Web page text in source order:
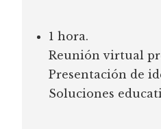
1 hora.
Reunión virtual
Presentación de
Soluciones